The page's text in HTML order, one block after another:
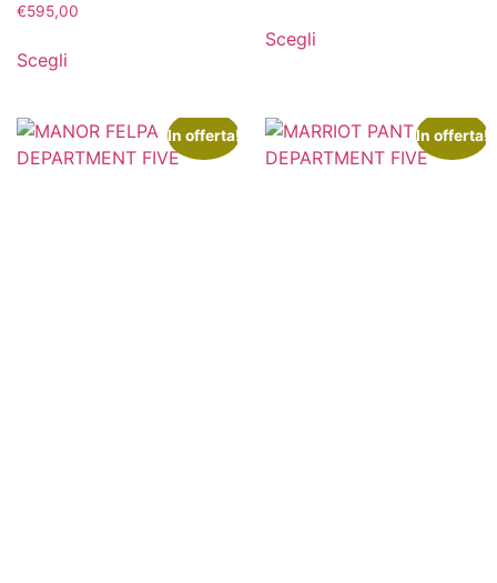
€595,00
Scegli
Scegli
In offerta! In offerta!